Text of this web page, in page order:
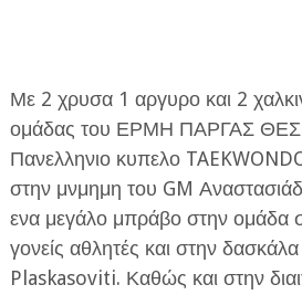
ΠΛΗΡΟΦΟΡΙΕΣ
Με 2 χρυσα 1 αργυρο και 2
ομάδας του ΕΡΜΗ ΠΑΡΓΑΣ
Πανελληνιο κυπελο
στην μνμημη του GM
ενα μεγάλο μπράβο στην ομάδα
γονείς αθλητές και στην
Plaskasoviti. Καθώς και στην